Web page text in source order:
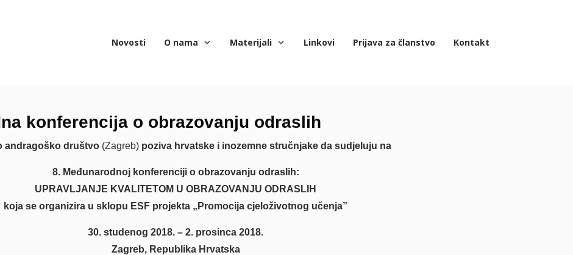
Novosti O nama Materijali Linkovi Prijava za članstvo Kontakt
konferencija o obrazovanju odraslih
andragoško društvo (Zagreb) poziva hrvatske i inozemne stručnjake da sudjeluju na
8. Međunarodnoj konferenciji o obrazovanju odraslih:
UPRAVLJANJ E KVALITETOM U OBRAZOVANJU ODRASLIH
koja se organizira u sklopu ESF projekta „Promocija cjeloživotnog učenja”
30. studenog 2018. – 2. prosinca 2018.
Zagreb, Republika Hrvatska